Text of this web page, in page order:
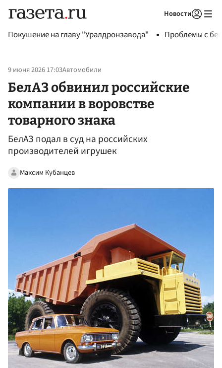
Новости
Покушение на главу "Уралдронзавода" Проблемы с
9 июня 2026 17:03Автомобили
БелАЗ обвинил российские
компании в воровстве
товарного знака
БелАЗ подал в суд на российских
производителей игрушек
Максим Кубанцев